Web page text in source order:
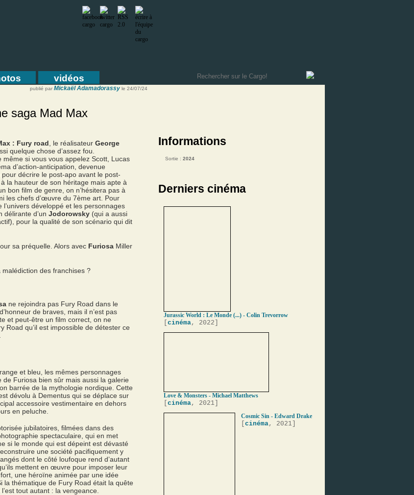
vidéos
publié par Mickaël Adamadorassy le 24/07/24
saga Mad Max
: Fury road , le réalisateur George
quelque chose d’assez fou.
même si vous vous appelez Scott, Lucas
d’action-anticipation, devenue
décrire le post-apo avant le post-
la hauteur de son héritage mais apte à
bon film de genre, on n’hésitera pas à
les chefs d’œuvre du 7ème art. Pour
développé et les personnages
délirante d’un Jodorowsky (qui a aussi
pour la qualité de son scénario qui dit
sa préquelle. Alors avec Furiosa Miller
malédiction des franchises ?
ne rejoindra pas Fury Road dans le
de braves, mais il n’est pas
et peut-être un film correct, on ne
Road qu’il est impossible de détester ce
et bleu, les mêmes personnages
de Furiosa bien sûr mais aussi la galerie
barrée de la mythologie nordique. Cette
dévolu à Dementus qui se déplace sur
accessoire vestimentaire en dehors
en peluche.
jubilatoires, filmées dans des
spectaculaire, qui en met
si le monde qui est dépeint est dévasté
une société pacifiquement y
dont le côté loufoque rend d’autant
mettent en œuvre pour imposer leur
une héroïne animée par une idée
la thématique de Fury Road était la quête
tout autant : la vengeance.
Informations
Sortie : 2024
Derniers cinéma
Jurassic World : Le Monde (...) - Colin Trevorrow
cinéma, 2022]
Love & Monsters - Michael Matthews
cinéma, 2021]
Cosmic Sin - Edward Drake
cinéma, 2021]